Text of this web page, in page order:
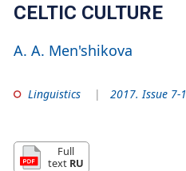
CELTIC CULTURE
A. A. Men'shikova
Linguistics 2017. Issue 7-1
Full
text RU